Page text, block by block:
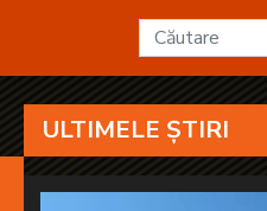
ULTIMELE ȘTIRI